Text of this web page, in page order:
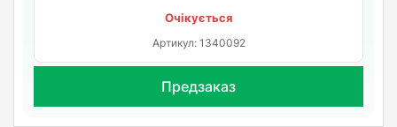
Очікується
Артикул: 1340092
Предзаказ